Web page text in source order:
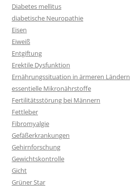
Diabetes mellitus
diabetische Neuropathie
Eisen
Eiweiß
Entgiftung
Erektile Dysfunktion
Ernährungssituation in ärmeren Ländern
essentielle Mikronährstoffe
Fertilitätsstörung bei Männern
Fettleber
Fibromyalgie
Gefäßerkrankungen
Gehirnforschung
Gewichtskontrolle
Gicht
Grüner Star